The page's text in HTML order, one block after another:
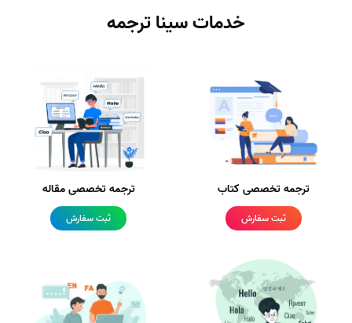
خدمات سینا ترجمه
ترجمه تخصصی کتاب
ثبت سفارش
ترجمه تخصصی مقاله
ثبت سفارش